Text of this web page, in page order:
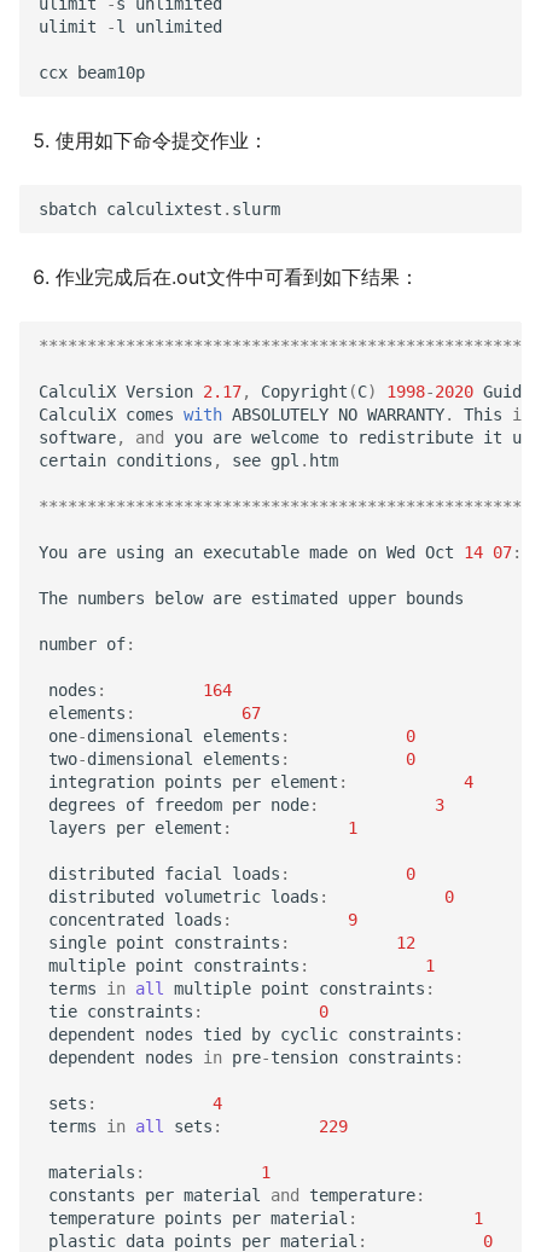
ulimit
-l unlimited
ccx beam10p
使用如下命令提交作业：
sbatch calculixtest . slurm
作业完成后在.out文件中可看到如下结果：
CalculiX Version 2.17, Copyright (C) 1998-2020 Guido
CalculiX comes with ABSOLUTELY NO WARRANTY. This
is
software, and you are welcome to redistribute it
certain conditions , see gpl . htm
You are using an executable made on Wed Oct 14 07:
The numbers below are estimated upper bounds
number of:
nodes :
164
elements :
67
one-dimensional elements :
0
two-dimensional elements :
0
integration points per element :
4
degrees
of freedom per node:
3
layers
per element : 1
distributed facial loads :
0
distributed volumetric loads :
0
concentrated loads :
9
single point constraints :
12
multiple point constraints :
1
terms
in all multiple point constraints :
tie constraints :
0
dependent
nodes tied by cyclic constraints :
dependent
nodes in pre-tension constraints :
sets :
4
terms
in all sets : 229
materials :
1
constants
per material and temperature:
temperature points per material :
1
plastic data points per material : 0